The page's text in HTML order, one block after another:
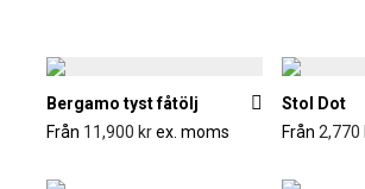
Bergamo tyst fåtölj
Från 11,900 krex. moms
Stol Dot
Från 2,770